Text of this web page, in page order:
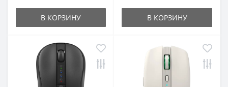
В КОРЗИНУ В КОРЗИНУ